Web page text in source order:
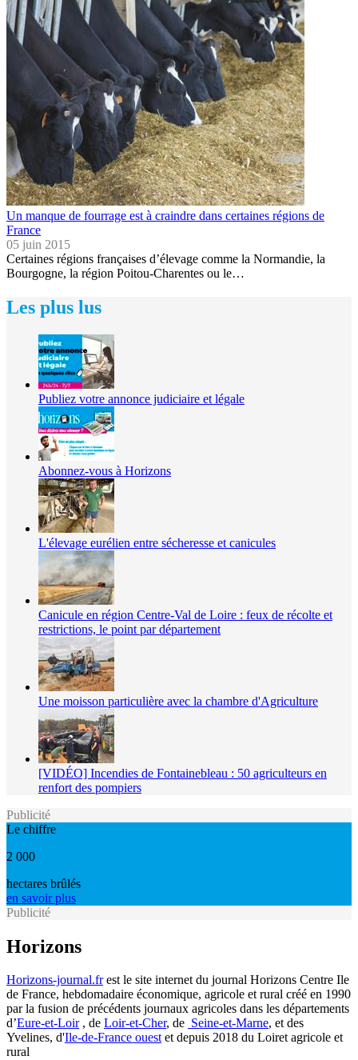
Un manque de fourrage est à craindre dans certaines régions de
France
05 juin 2015
Certaines régions françaises d’élevage comme la Normandie, la
Bourgogne, la région Poitou-Charentes ou le…
Les plus lus
Publiez votre annonce judiciaire et légale
Abonnez-vous à Horizons
L'élevage eurélien entre sécheresse et canicules
Canicule en région Centre-Val de Loire : feux de récolte et
restrictions, le point par département
Une moisson particulière avec la chambre d'Agriculture
[VIDÉO] Incendies de Fontainebleau : 50 agriculteurs en
renfort des pompiers
Publicité
Le chiffre
2 000
hectares brûlés
en savoir plus
Publicité
Horizons
Horizons-journal.frest le site internet du journal Horizons Centre Ile
de France, hebdomadaire économique, agricole et rural créé en 1990
par la fusion de précédents journaux agricoles dans les départements
d’Eure-et-Loir, de Loir-et-Cher, de Seine-et-Marne, et des
Yvelines, d'Ile-de-France ouestet depuis 2018 du Loiret agricole et
rural